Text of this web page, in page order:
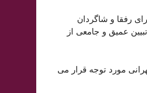
رفقا و شاگردان
عمیق و جامعی از
مورد توجه قرار می